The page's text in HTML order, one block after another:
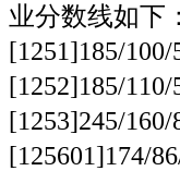
业分数线如下
[1251]185/
[1252]185/
[1253]245/
[125601]174/